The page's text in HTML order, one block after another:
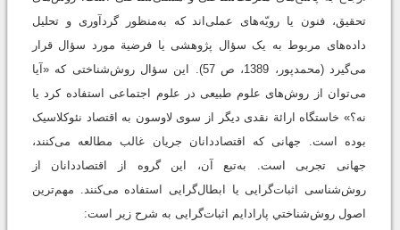
تحقیق، فنون یا رویّه‌های عملی‌اند که به‌منظور گردآوری و تحلیل
داده‌های مربوط به یک سؤال پژوهشی یا فرضیة مورد سؤال قرار
می‌گیرد (محمدپور، 1389، ص 57). این سؤال روش‌شناختی که «آیا
می‌توان از روش‌های علوم طبیعی در علوم اجتماعی استفاده کرد یا
نه؟» خاستگاه ارائة نقدی دیگر از سوی لاوسون به اقتصاد نئوکلاسیک
بوده است. جهانی که اقتصاددانان جریان غالب مطالعه می‌کنند،
جهانی تجربی است. به‌تبع آن، این گروه از اقتصاددانان از
روش‌شناسی اثبات‌گرایی یا ابطال‌گرایی استفاده می‌کنند. مهم‌ترين
اصول روش‌شناختي پارادايم اثبات‌گرایی به شرح زیر است: